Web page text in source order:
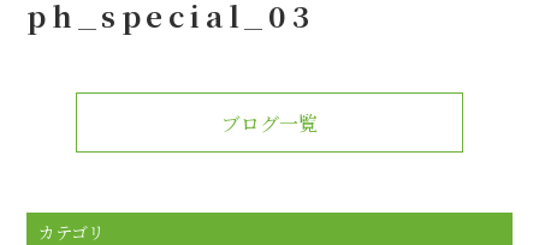
ph_special_03
ブログ一覧
カテゴリ